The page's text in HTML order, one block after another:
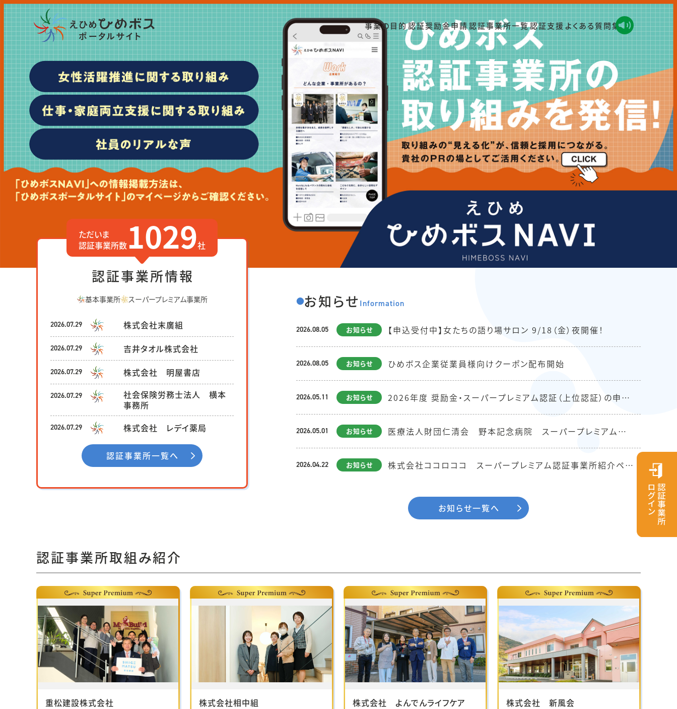
事業の目的認証奨励金申請認証事業所一覧認証支援よくある質問集
ただいま
認証事業所数 1029社
認証事業所情報
基本事業所 スーパープレミアム事業所
2026.07.29 株式会社末廣組
2026.07.29 吉井タオル株式会社
2026.07.29 株式会社 明屋書店
2026.07.29
社会保険労務士法人 横本
事務所
2026.07.29 株式会社 レデイ薬局
認証事業所一覧へ
●お知らせ Information
2026.08.05 お知らせ 【申込受付中】⼥たちの語り場サロン 9/18（金）夜開催！
2026.08.05 お知らせ ひめボス企業従業員様向けクーポン配布開始
2026.05.11 お知らせ
2026年度 奨励金・スーパープレミアム認証（上位認証）の申請
2026.05.01 お知らせ
医療法人財団仁清会 野本記念病院 スーパープレミアム認
2026.04.22 お知らせ
株式会社ココロココ スーパープレミアム認証事業所紹介ペー
お知らせ一覧へ
認証事業所取組み紹介
重松建設株式会社 株式会社相中組 株式会社 よんでんライフケア 株式会社 新風会